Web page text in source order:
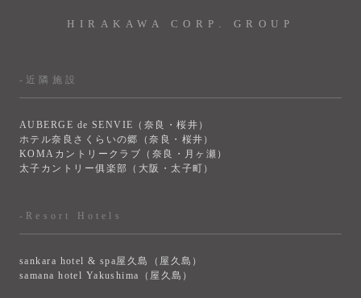
HIRAKAWA CORP. GROUP
-近隣施設
AUBERGE de SENVIE（奈良・桜井）
ホテル奈良さくらいの郷（奈良・桜井）
KOMAカントリークラブ（奈良・月ヶ瀬）
太子カントリー俱楽部（大阪・太子町）
-Resort Hotels
sankara hotel & spa屋久島（屋久島）
samana hotel Yakushima（屋久島）